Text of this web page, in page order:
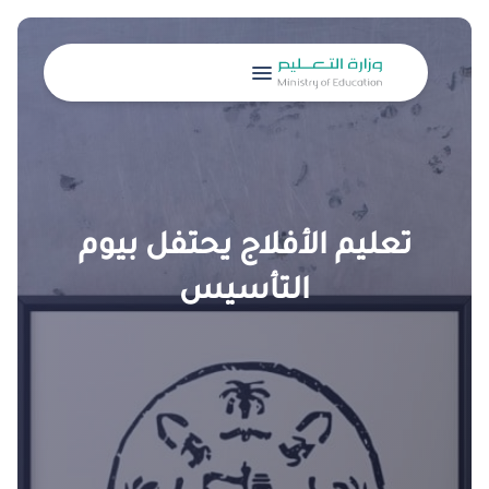
menu
تعليم الأفلاج يحتفل بيوم
التأسيس